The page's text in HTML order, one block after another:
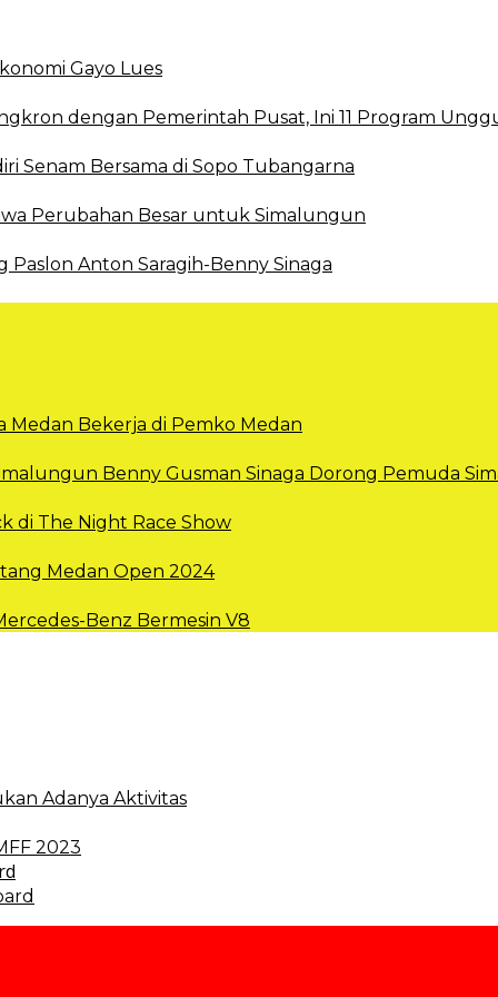
Gayo Lues
dengan Pemerintah Pusat, Ini 11 Program
Senam Bersama di Sopo Tubangarna
Perubahan Besar untuk Simalungun
Anton Saragih-Benny Sinaga
Medan Bekerja di Pemko Medan
Benny Gusman Sinaga Dorong Pemuda
di The Night Race Show
Medan Open 2024
Benz Bermesin V8
Adanya Aktivitas
2023